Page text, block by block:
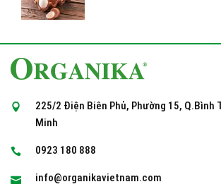
225/2 Điện Biên Phủ, Phường 15, Q.Bình
Minh
0923 180 888
info@organikavietnam.com